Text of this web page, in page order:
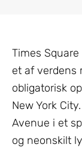
Times
et af verdens
obligatorisk
New York
Avenue i et
og neonskilt